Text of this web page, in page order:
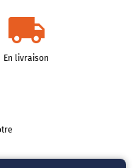
En livraison